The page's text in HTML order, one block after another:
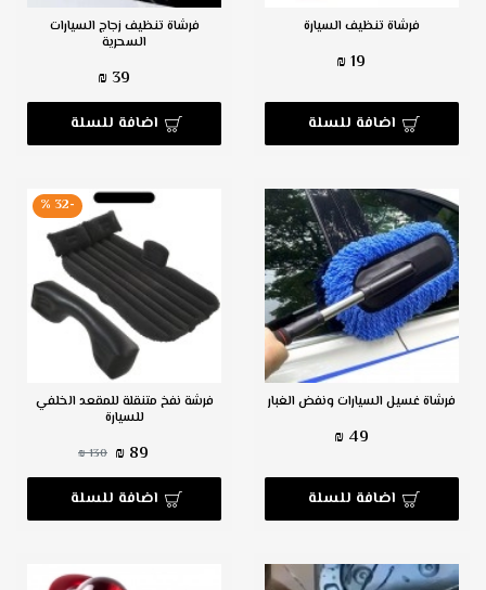
فرشاة تنظيف السيارة
19 ₪
اضافة للسلة
فرشاة تنظيف زجاج السيارات
السحرية
39 ₪
اضافة للسلة
فرشاة غسيل السيارات ونفض الغبار
49 ₪
اضافة للسلة
-32 %
فرشة نفخ متنقلة للمقعد الخلفي
للسيارة
89 ₪
130 ₪
اضافة للسلة